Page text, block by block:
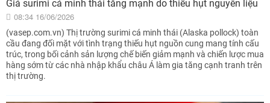
Giá surimi cá minh thái tăng mạnh do thiếu hụt nguyên liệu
08:34 16/06/2026
(vasep.com.vn) Thị trường surimi cá minh thái (Alaska pollock) toàn
cầu đang đối mặt với tình trạng thiếu hụt nguồn cung mang tính cấu
trúc, trong bối cảnh sản lượng chế biến giảm mạnh và chiến lược mua
hàng sớm từ các nhà nhập khẩu châu Á làm gia tăng cạnh tranh trên
thị trường.